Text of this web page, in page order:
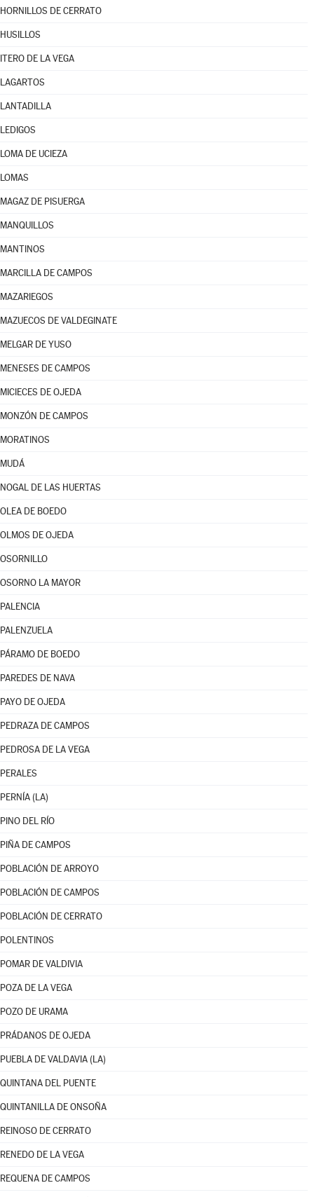
HORNILLOS DE CERRATO
HUSILLOS
ITERO DE LA VEGA
LAGARTOS
LANTADILLA
LEDIGOS
LOMA DE UCIEZA
LOMAS
MAGAZ DE PISUERGA
MANQUILLOS
MANTINOS
MARCILLA DE CAMPOS
MAZARIEGOS
MAZUECOS DE VALDEGINATE
MELGAR DE YUSO
MENESES DE CAMPOS
MICIECES DE OJEDA
MONZÓN DE CAMPOS
MORATINOS
MUDÁ
NOGAL DE LAS HUERTAS
OLEA DE BOEDO
OLMOS DE OJEDA
OSORNILLO
OSORNO LA MAYOR
PALENCIA
PALENZUELA
PÁRAMO DE BOEDO
PAREDES DE NAVA
PAYO DE OJEDA
PEDRAZA DE CAMPOS
PEDROSA DE LA VEGA
PERALES
PERNÍA (LA)
PINO DEL RÍO
PIÑA DE CAMPOS
POBLACIÓN DE ARROYO
POBLACIÓN DE CAMPOS
POBLACIÓN DE CERRATO
POLENTINOS
POMAR DE VALDIVIA
POZA DE LA VEGA
POZO DE URAMA
PRÁDANOS DE OJEDA
PUEBLA DE VALDAVIA (LA)
QUINTANA DEL PUENTE
QUINTANILLA DE ONSOÑA
REINOSO DE CERRATO
RENEDO DE LA VEGA
REQUENA DE CAMPOS